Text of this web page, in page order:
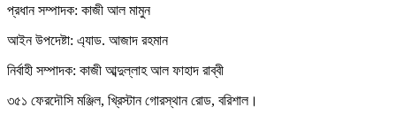
প্রধান সম্পাদক: কাজী আল মামুন
আইন উপদেষ্টা: এ্যাড. আজাদ রহমান
নির্বাহী সম্পাদক: কাজী আব্দুল্লাহ আল ফাহাদ রাব্বী
৩৫১ ফেরদৌসি মঞ্জিল, খ্রিস্টান গোরস্থান রোড, বরিশাল।